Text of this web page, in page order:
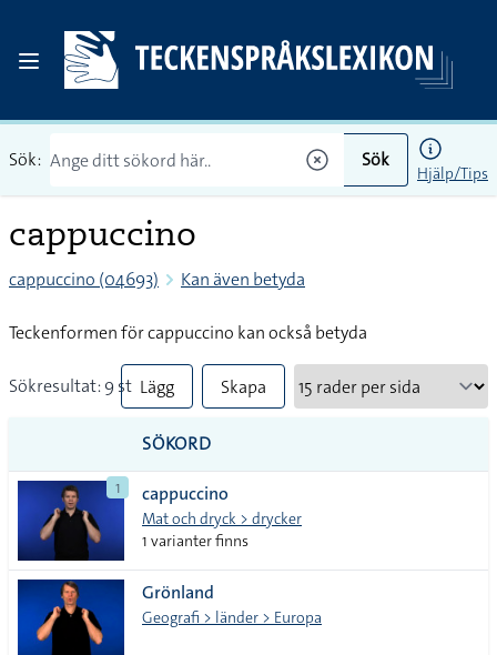
Sök: Sök
Hjälp/Tips
cappuccino
cappuccino (04693) Kan även betyda
Teckenformen för cappuccino kan också betyda
Sökresultat: 9 st Lägg
till
alla i
lista
Skapa
SÖKORD
1 cappuccino
Mat och dryck > drycker
1 varianter finns
Grönland
Geografi > länder > Europa